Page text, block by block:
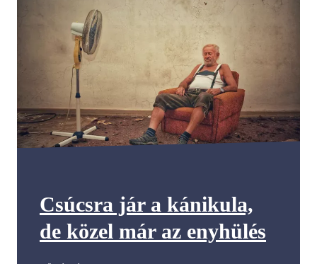
Csúcsra jár a kánikula,
de közel már az enyhülés